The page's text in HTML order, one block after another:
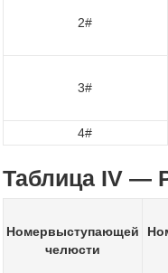
2#
3#
4#
Таблица IV —
Номервыступающей
челюсти